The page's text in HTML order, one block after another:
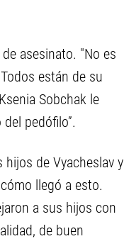
asesinato. "No es
están de su
Sobchak le
pedófilo”.
de Vyacheslav y
llegó a esto.
a sus hijos con
de buen